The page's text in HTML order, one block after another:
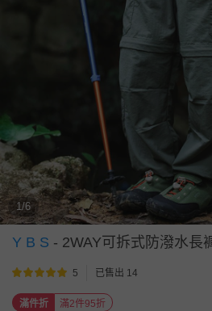
1/6
Y B S - 2WAY可拆式防潑水長
5 已售出 14
滿件折 滿2件95折